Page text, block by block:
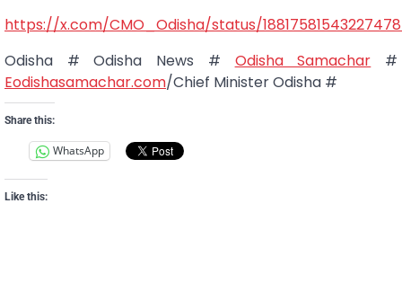
https://x.com/CMO_Odisha/status/
Odisha # Odisha News # Odisha Samachar #
Eodishasamachar.com/Chief Minister Odisha #
Share this:
WhatsApp
Like this: